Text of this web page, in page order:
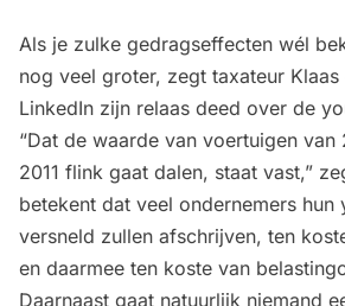
Als je zulke gedragseffecten wél
nog veel groter, zegt taxateur
LinkedIn zijn relaas deed over de
“Dat de waarde van voertuigen
2011 flink gaat dalen, staat vast,”
betekent dat veel ondernemers hun
versneld zullen afschrijven, ten
en daarmee ten koste van
Daarnaast gaat natuurlijk niemand